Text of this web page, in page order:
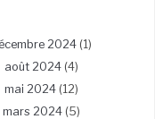
2024 (1)
août 2024 (4)
mai 2024 (12)
mars 2024 (5)